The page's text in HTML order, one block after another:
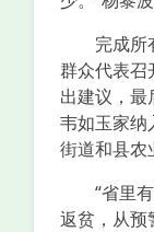
完成所有
群众代表召
出建议，
韦如玉家纳
街道和县农
“省里有
返贫，从预